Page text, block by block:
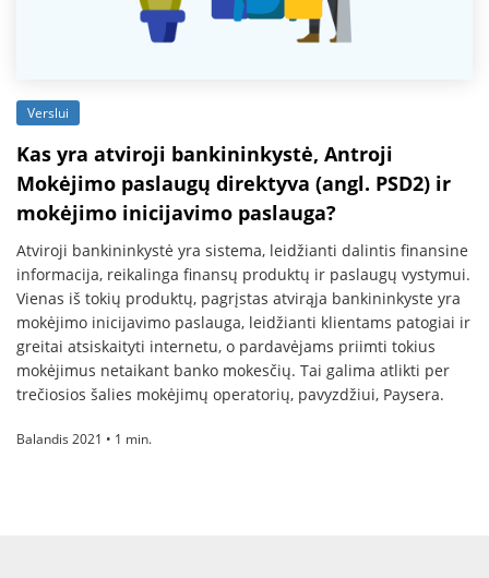
Verslui
Kas yra atviroji bankininkystė, Antroji
Mokėjimo paslaugų direktyva (angl. PSD2) ir
mokėjimo inicijavimo paslauga?
Atviroji bankininkystė yra sistema, leidžianti dalintis finansine
informacija, reikalinga finansų produktų ir paslaugų vystymui.
Vienas iš tokių produktų, pagrįstas atvirąja bankininkyste yra
mokėjimo inicijavimo paslauga, leidžianti klientams patogiai ir
greitai atsiskaityti internetu, o pardavėjams priimti tokius
mokėjimus netaikant banko mokesčių. Tai galima atlikti per
trečiosios šalies mokėjimų operatorių, pavyzdžiui, Paysera.
Balandis 2021 • 1 min.